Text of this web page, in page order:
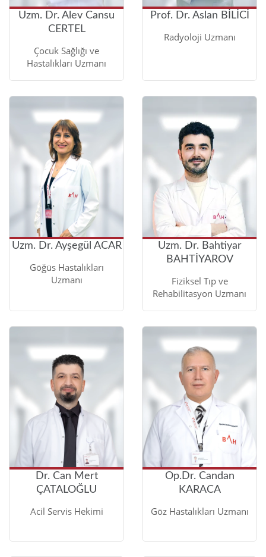
Uzm. Dr. Alev Cansu
CERTEL
Çocuk Sağlığı ve
Hastalıkları Uzmanı
Prof. Dr. Aslan BİLİCİ
Radyoloji Uzmanı
Uzm. Dr. Ayşegül ACAR
Göğüs Hastalıkları
Uzmanı
Uzm. Dr. Bahtiyar
BAHTİYAROV
Fiziksel Tıp ve
Rehabilitasyon Uzmanı
Dr. Can Mert
ÇATALOĞLU
Acil Servis Hekimi
Op.Dr. Candan
KARACA
Göz Hastalıkları Uzmanı